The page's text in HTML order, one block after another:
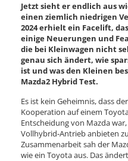
Jetzt sieht er endlich aus
einen ziemlich niedrigen
2024 erhielt ein Facelift,
einige Neuerungen und
die bei Kleinwagen nicht
genau sich ändert, wie
ist und was den Kleinen
Mazda2 Hybrid Test.
Es ist kein Geheimnis, dass der
Kooperation auf einem
Entscheidung von Mazda
Vollhybrid-Antrieb anbieten
Zusammenarbeit sah der
wie ein Toyota aus. Das